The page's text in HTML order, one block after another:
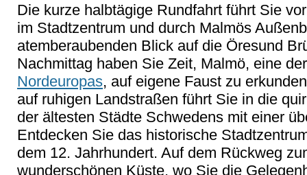
Die kurze halbtägige Rundfahrt führt Sie
im Stadtzentrum und durch Malmös
atemberaubenden Blick auf die Öresund
Nachmittag haben Sie Zeit, Malmö, eine
Nordeuropas, auf eigene Faust zu
auf ruhigen Landstraßen führt Sie in die
der ältesten Städte Schwedens mit einer
Entdecken Sie das historische
dem 12. Jahrhundert. Auf dem Rückweg
wunderschönen Küste, wo Sie die